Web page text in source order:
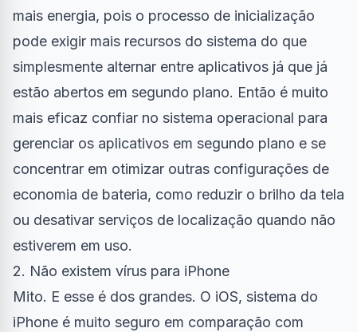
mais energia, pois o processo de inicialização
pode exigir mais recursos do sistema do que
simplesmente alternar entre aplicativos já que já
estão abertos em segundo plano. Então é muito
mais eficaz confiar no sistema operacional para
gerenciar os aplicativos em segundo plano e se
concentrar em otimizar outras configurações de
economia de bateria, como reduzir o brilho da tela
ou desativar serviços de localização quando não
estiverem em uso.
2. Não existem vírus para iPhone
Mito. E esse é dos grandes. O iOS, sistema do
iPhone é muito seguro em comparação com